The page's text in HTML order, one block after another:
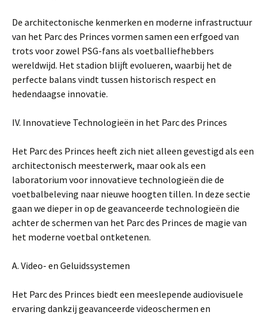
De architectonische kenmerken en moderne infrastructuur
van het Parc des Princes vormen samen een erfgoed van
trots voor zowel PSG-fans als voetballiefhebbers
wereldwijd. Het stadion blijft evolueren, waarbij het de
perfecte balans vindt tussen historisch respect en
hedendaagse innovatie.
IV. Innovatieve Technologieën in het Parc des Princes
Het Parc des Princes heeft zich niet alleen gevestigd als een
architectonisch meesterwerk, maar ook als een
laboratorium voor innovatieve technologieën die de
voetbalbeleving naar nieuwe hoogten tillen. In deze sectie
gaan we dieper in op de geavanceerde technologieën die
achter de schermen van het Parc des Princes de magie van
het moderne voetbal ontketenen.
A. Video- en Geluidssystemen
Het Parc des Princes biedt een meeslepende audiovisuele
ervaring dankzij geavanceerde videoschermen en